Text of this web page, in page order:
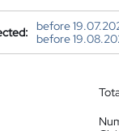
before
before